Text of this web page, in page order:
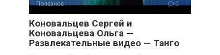
Полезное 0
Коновальцев Сергей и
Коновальцева Ольга —
Развлекательные видео — Танго